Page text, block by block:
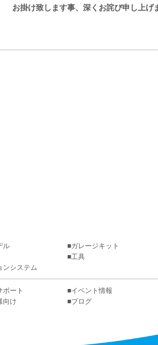
お掛け致します事、深くお詫び申し上げ
ル ガレージキット
工具
ンシステム
ポート イベント情報
向け ブログ